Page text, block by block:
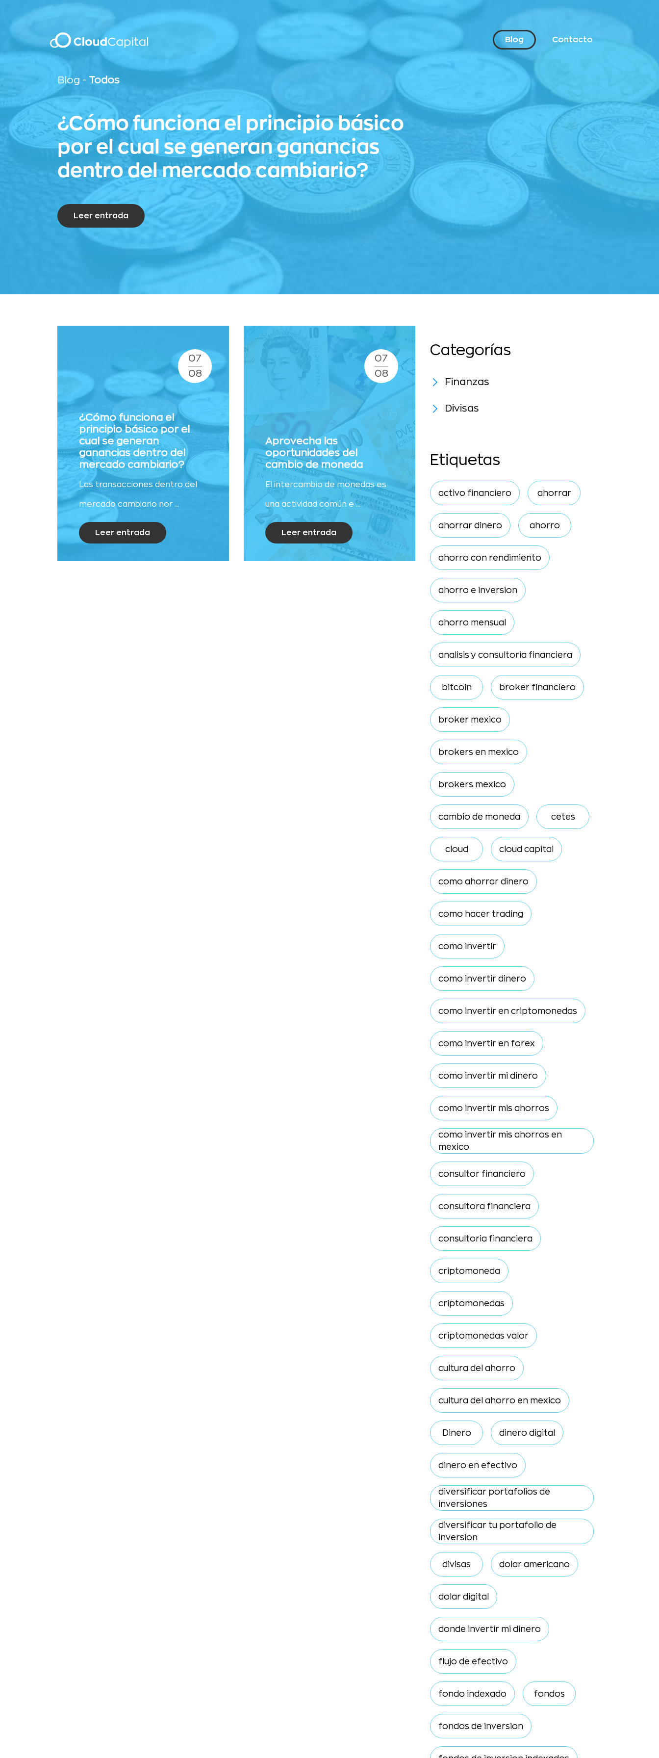
Blog Contacto
Blog - Todos
¿Cómo funciona el principio básico
por el cual se generan ganancias
dentro del mercado cambiario?
Leer entrada
07
08
¿Cómo funciona el
principio básico por el
cual se generan
ganancias dentro del
mercado cambiario?
Las transacciones dentro del
mercado cambiario nor ...
Leer entrada
07
08
Aprovecha las
oportunidades del
cambio de moneda
El intercambio de monedas es
una actividad común e ...
Leer entrada
Categorías
Finanzas
Divisas
Etiquetas
activo financiero ahorrar
ahorrar dinero ahorro
ahorro con rendimiento
ahorro e inversion
ahorro mensual
analisis y consultoria financiera
bitcoin broker financiero
broker mexico
brokers en mexico
brokers mexico
cambio de moneda cetes
cloud cloud capital
como ahorrar dinero
como hacer trading
como invertir
como invertir dinero
como invertir en criptomonedas
como invertir en forex
como invertir mi dinero
como invertir mis ahorros
como invertir mis ahorros en
mexico
consultor financiero
consultora financiera
consultoria financiera
criptomoneda
criptomonedas
criptomonedas valor
cultura del ahorro
cultura del ahorro en mexico
Dinero dinero digital
dinero en efectivo
diversificar portafolios de
inversiones
diversificar tu portafolio de
inversion
divisas dolar americano
dolar digital
donde invertir mi dinero
flujo de efectivo
fondo indexado fondos
fondos de inversion